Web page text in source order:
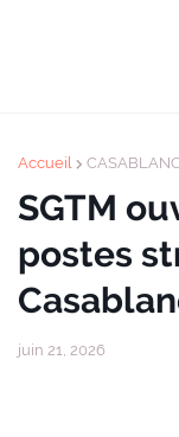
Accueil
SGTM
postes
juin 21, 2026